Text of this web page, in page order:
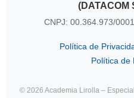
(DATACOM
CNPJ: 00.364.973/
Política de
Política de
© 2026 Academia Lirolla –